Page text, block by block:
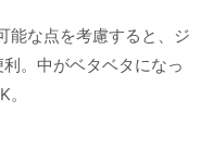
な点を考慮すると、ジ
。中がベタベタになっ